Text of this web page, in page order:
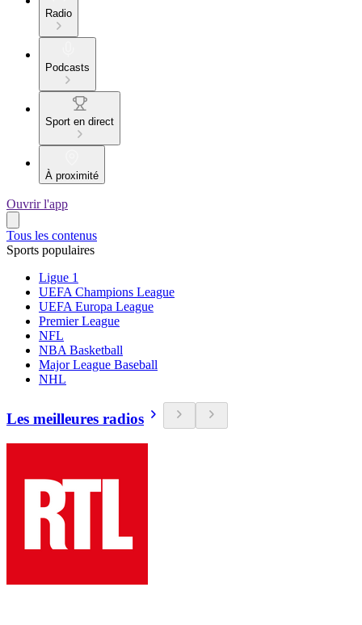
Radio
Podcasts
Sport en direct
À proximité
Ouvrir l'app
Tous les contenus
Sports populaires
Ligue 1
UEFA Champions League
UEFA Europa League
Premier League
NFL
NBA Basketball
Major League Baseball
NHL
Les meilleures radios